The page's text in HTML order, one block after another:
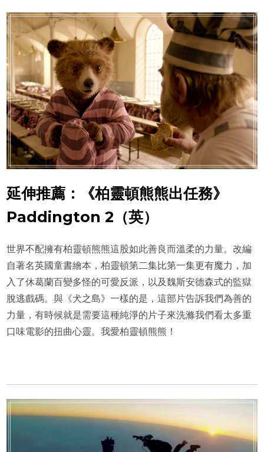
延伸推薦：《柏靈頓熊熊出任務》
Paddington 2（英）
世界不配擁有柏靈頓熊熊這股如此善良而溫柔的力量。改編
自著名英國童書繪本，柏靈頓第二集比第一集更有魔力，加
入了休葛蘭百變多怪的可愛反派，以及魏斯安德森式的監獄
脫逃戲碼。與《犬之島》一樣的是，這部片告訴我們為善的
力量，有時候就是需要這種純淨的片子來洗滌我們看太多重
口味電影的扭曲心靈。我愛柏靈頓熊熊！